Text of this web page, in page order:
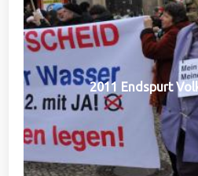
2011 Endspurt